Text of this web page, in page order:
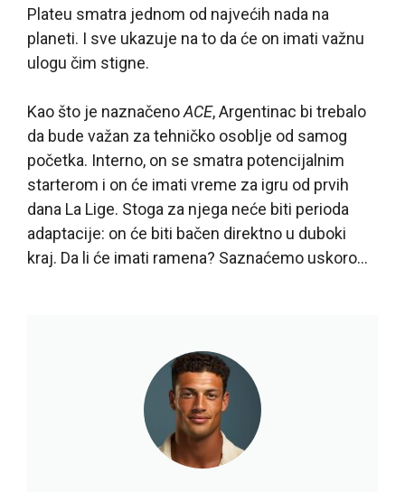
Plateu smatra jednom od najvećih nada na
planeti. I sve ukazuje na to da će on imati važnu
ulogu čim stigne.
Kao što je naznačenoACE, Argentinac bi trebalo
da bude važan za tehničko osoblje od samog
početka. Interno, on se smatra potencijalnim
starterom i on će imati vreme za igru od prvih
dana La Lige. Stoga za njega neće biti perioda
adaptacije: on će biti bačen direktno u duboki
kraj. Da li će imati ramena? Saznaćemo uskoro…